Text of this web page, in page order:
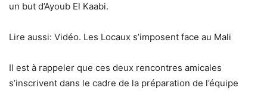
un but d’Ayoub El Kaabi.
Lire aussi: Vidéo. Les Locaux s’imposent face au Mali
Il est à rappeler que ces deux rencontres amicales
s’inscrivent dans le cadre de la préparation de l’équipe